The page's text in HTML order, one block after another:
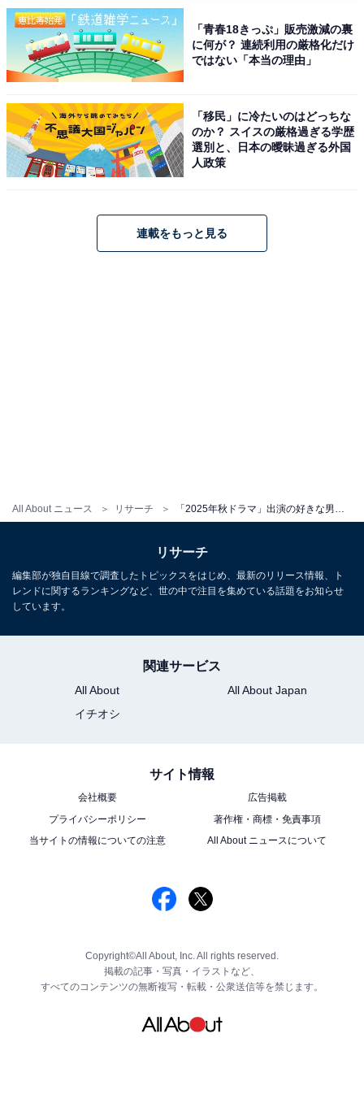
All About ニュース リサーチ 「2025年秋ドラマ」出演の好きな男性俳優ランキング！ 2位「竹内涼真」を抑えた1位は？
「青春18きっぷ」販売激減の裏
に何が？ 連続利用の厳格化だけ
ではない「本当の理由」
「移民」に冷たいのはどっちな
のか？ スイスの厳格過ぎる学歴
選別と、日本の曖昧過ぎる外国
人政策
連載をもっと見る
リサーチ
編集部が独自目線で調査したトピックスをはじめ、最新のリリース情報、ト
レンドに関するランキングなど、世の中で注目を集めている話題をお知らせ
しています。
関連サービス
All About
All About Japan
イチオシ
サイト情報
会社概要
広告掲載
プライバシーポリシー
著作権・商標・免責事項
当サイトの情報についての注意
All About ニュースについて
Copyright©All About, Inc. All rights reserved.
掲載の記事・写真・イラストなど、
すべてのコンテンツの無断複写・転載・公衆送信等を禁じます。